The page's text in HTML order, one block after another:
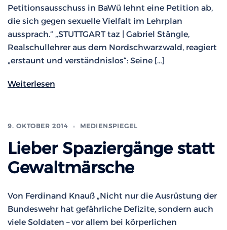
Petitionsausschuss in BaWü lehnt eine Petition ab,
die sich gegen sexuelle Vielfalt im Lehrplan
aussprach.“ „STUTTGART taz | Gabriel Stängle,
Realschullehrer aus dem Nordschwarzwald, reagiert
„erstaunt und verständnislos“: Seine […]
Weiterlesen
9. OKTOBER 2014 MEDIENSPIEGEL
Lieber Spaziergänge statt
Gewaltmärsche
Von Ferdinand Knauß „Nicht nur die Ausrüstung der
Bundeswehr hat gefährliche Defizite, sondern auch
viele Soldaten – vor allem bei körperlichen